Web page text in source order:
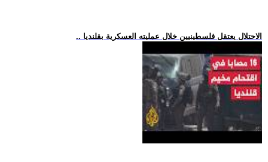
.. الاحتلال يعتقل فلسطينيين خلال عمليته العسكرية بقلنديا